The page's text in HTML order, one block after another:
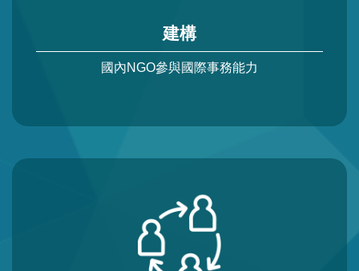
建構
國內NGO參與國際事務能力